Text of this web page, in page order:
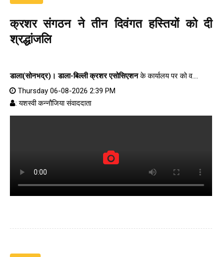
क्रशर संगठन ने तीन दिवंगत हस्तियों को दी
श्रद्धांजलि
डाला(सोनभद्र)। डाला-बिल्ली क्रशर एसोसिएशनके कार्यालय पर को व....
Thursday 06-08-2026 2:39 PM
: यशस्वी कन्नौजिया संवाददाता